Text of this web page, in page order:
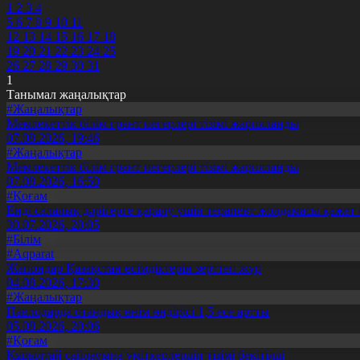
1 2 3 4
5 6 7 8 9 10 11
12 13 14 15 16 17 18
19 20 21 22 23 24 25
26 27 28 29 30 31
1
Танымал жаңалықтар
#Жаңалықтар
Мемлекеттік білім грант иегерлері тізімі жарияланды
07.08.2026, 19:46
#Жаңалықтар
Мемлекеттік білім грант иегерлері тізімі жарияланды
07.08.2026, 16:50
#Қоғам
Енді салалық дәрігерге қаралу үшін терапевт жолдамасы қажет
30.07.2026, 20:05
#Білім
#Aqparat
Жапондар Қазақстан өсімдіктерін зерттеп жүр
04.08.2026, 17:30
#Жаңалықтар
Павлодарда отандық өнім өндірісі 1,5 есе артты
05.08.2026, 20:06
#Қоғам
Құрылтай сайлауына үміткерлердің тізімі бекітілді